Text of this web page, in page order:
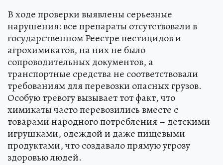
В ходе проверки выявлены серьезные
нарушения: все препараты отсутствовали в
государственном Реестре пестицидов и
агрохимикатов, на них не было
сопроводительных документов, а
транспортные средства не соответствовали
требованиям для перевозки опасных грузов.
Особую тревогу вызывает тот факт, что
химикаты часто перевозились вместе с
товарами народного потребления – детскими
игрушками, одеждой и даже пищевыми
продуктами, что создавало прямую угрозу
здоровью людей.